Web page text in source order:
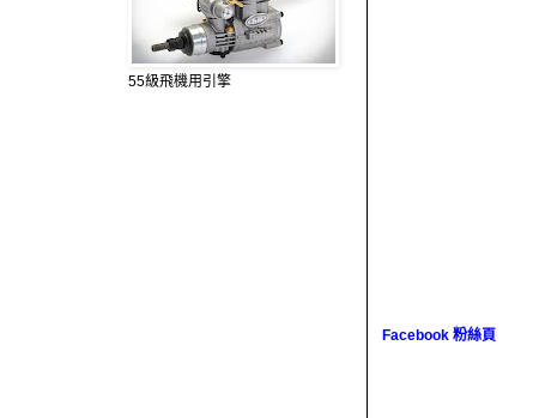
Facebook 粉絲頁
55級飛機用引擎